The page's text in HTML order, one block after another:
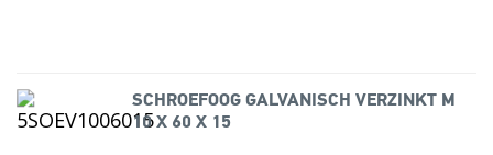
SCHROEFOOG GALVANISCH VERZINKT M
10 X 60 X 15